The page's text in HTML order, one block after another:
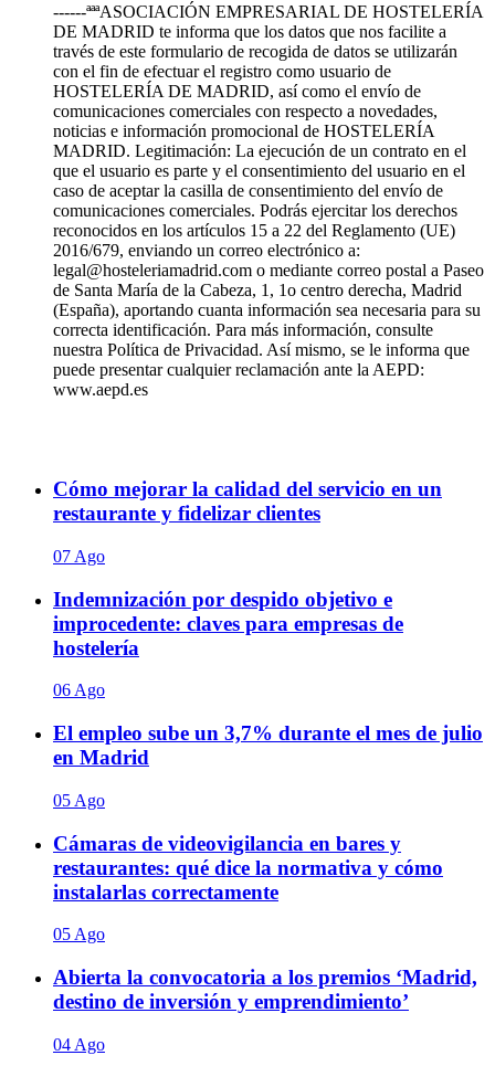
------ªªªASOCIACIÓN EMPRESARIAL DE HOSTELERÍA
DE MADRID te informa que los datos que nos facilite a
través de este formulario de recogida de datos se utilizarán
con el fin de efectuar el registro como usuario de
HOSTELERÍA DE MADRID, así como el envío de
comunicaciones comerciales con respecto a novedades,
noticias e información promocional de HOSTELERÍA
MADRID. Legitimación: La ejecución de un contrato en el
que el usuario es parte y el consentimiento del usuario en el
caso de aceptar la casilla de consentimiento del envío de
comunicaciones comerciales. Podrás ejercitar los derechos
reconocidos en los artículos 15 a 22 del Reglamento (UE)
2016/679, enviando un correo electrónico a:
legal@hosteleriamadrid.com o mediante correo postal a Paseo
de Santa María de la Cabeza, 1, 1o centro derecha, Madrid
(España), aportando cuanta información sea necesaria para su
correcta identificación. Para más información, consulte
nuestra Política de Privacidad. Así mismo, se le informa que
puede presentar cualquier reclamación ante la AEPD:
www.aepd.es
Cómo mejorar la calidad del servicio en un
restaurante y fidelizar clientes
07 Ago
Indemnización por despido objetivo e
improcedente: claves para empresas de
hostelería
06 Ago
El empleo sube un 3,7% durante el mes de julio
en Madrid
05 Ago
Cámaras de videovigilancia en bares y
restaurantes: qué dice la normativa y cómo
instalarlas correctamente
05 Ago
Abierta la convocatoria a los premios ‘Madrid,
destino de inversión y emprendimiento’
04 Ago